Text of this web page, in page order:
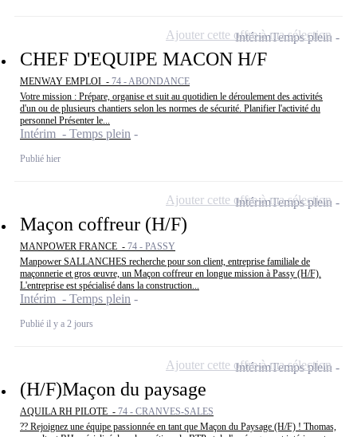
CHEF D'EQUIPE MACON H/F
MENWAY EMPLOI - 74 - ABONDANCE
Votre mission : Prépare, organise et suit au quotidien le déroulement des activités
d'un ou de plusieurs chantiers selon les normes de sécurité. Planifier l'activité du
personnel Présenter le...
Intérim - Temps plein
Publié hier
IntérimTemps plein
Ajouter cette offre à ma sélection
Maçon coffreur (H/F)
MANPOWER FRANCE - 74 - PASSY
Manpower SALLANCHES recherche pour son client, entreprise familiale de
maçonnerie et gros œuvre, un Maçon coffreur en longue mission à Passy (H/F).
L'entreprise est spécialisé dans la construction...
Intérim - Temps plein
Publié il y a 2 jours
IntérimTemps plein
Ajouter cette offre à ma sélection
(H/F)Maçon du paysage
AQUILA RH PILOTE - 74 - CRANVES-SALES
?? Rejoignez une équipe passionnée en tant que Maçon du Paysage (H/F) ! Thomas,
IntérimTemps plein
Ajouter cette offre à ma sélection